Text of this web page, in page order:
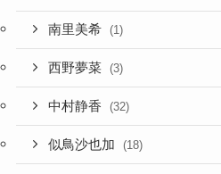
南里美希 (1)
西野夢菜 (3)
中村静香 (32)
似鳥沙也加 (18)